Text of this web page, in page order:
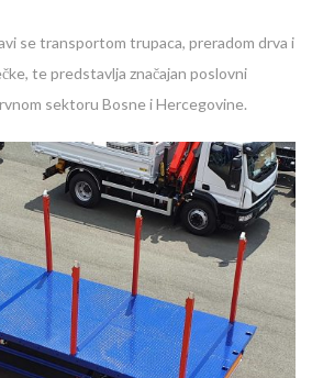
se transportom trupaca, preradom drva i
te predstavlja značajan poslovni
sektoru Bosne i Hercegovine.